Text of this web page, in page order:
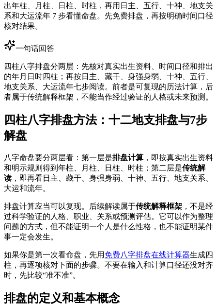
出年柱、月柱、日柱、时柱，再用日主、五行、十神、地支关
系和大运流年 7 步看懂命盘。先免费排盘，再按明确时间口径
核对结果。
一句话回答
四柱八字排盘分两层：先核对真实出生资料、时间口径和排出
的年月日时四柱；再按日主、藏干、身强身弱、十神、五行、
地支关系、大运流年七步阅读。前者是可复现的历法计算，后
者属于传统解释框架，不能当作经过验证的人格或未来预测。
四柱八字排盘方法：十二地支排盘与7步
解盘
八字命盘要分两层看：第一层是排盘计算 ，即按真实出生资料
和明示规则得到年柱、月柱、日柱、时柱；第二层是传统解
读 ，即再看日主、藏干、身强身弱、十神、五行、地支关系、
大运和流年。
排盘计算应当可以复现。后续解读属于传统解释框架 ，不是经
过科学验证的人格、职业、关系或预测评估。它可以作为整理
问题的方式，但不能证明一个人是什么性格，也不能证明某件
事一定会发生。
如果你是第一次看命盘，先用 免费八字排盘在线计算器生成四
柱，再逐项核对下面的步骤。不要在输入和计算口径还没对齐
时，先比较“准不准”。
排盘的定义和基本概念